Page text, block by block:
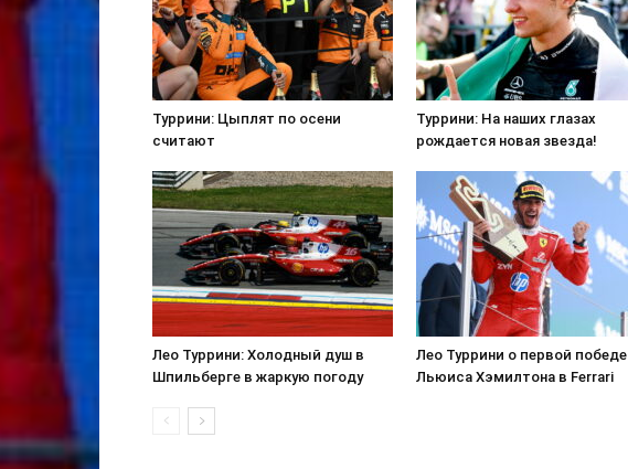
Туррини: Цыплят по осени
считают
Туррини: На наших глазах
рождается новая звезда!
Лео Туррини: Холодный душ в
Шпильберге в жаркую погоду
Лео Туррини о первой победе
Льюиса Хэмилтона в Ferrari